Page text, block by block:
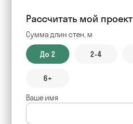
Рассчитать мой проект
Сумма длин стен, м
До 2 2-4
6+
Ваше имя